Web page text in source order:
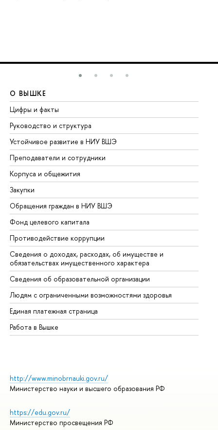
О ВЫШКЕ
Цифры и факты
Руководство и структура
Устойчивое развитие в НИУ ВШЭ
Преподаватели и сотрудники
Корпуса и общежития
Закупки
Обращения граждан в НИУ ВШЭ
Фонд целевого капитала
Противодействие коррупции
Сведения о доходах, расходах, об имуществе и
обязательствах имущественного характера
Сведения об образовательной организации
Людям с ограниченными возможностями здоровья
Единая платежная страница
Работа в Вышке
http://www.minobrnauki.gov.ru/
Министерство науки и высшего образования РФ
https://edu.gov.ru/
Министерство просвещения РФ